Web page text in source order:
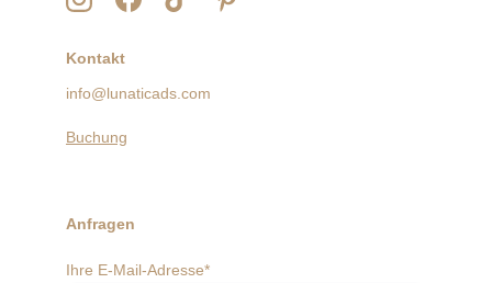
Kontakt
Anfragen
info@lunaticads.com
Ihre E-Mail-Adresse*
Buchung